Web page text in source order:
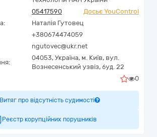
05417590
Досьє YouControl
Наталія Гутовец
+380674474059
ngutovec@ukr.net
04053, Україна, м. Київ, вул.
Вознесенський узвіз, буд. 22
0
про відсутність судимості
Реєстр корупційних порушників